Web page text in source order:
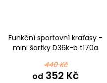
Funkční sportovní kraťasy -
mini šortky D36k-b t170a
440 Kč
od 352 Kč